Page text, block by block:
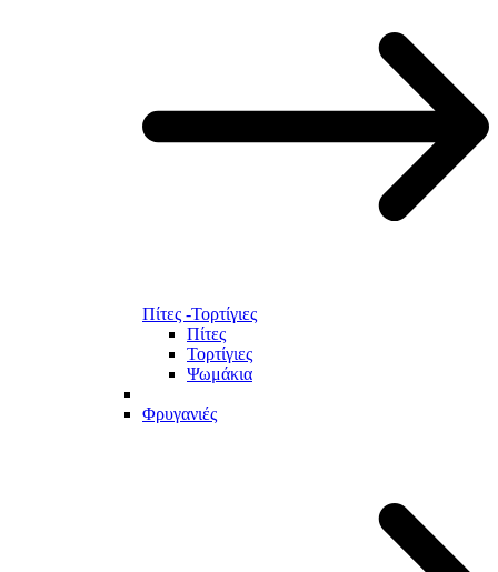
Πίτες -Τορτίγιες
Πίτες
Τορτίγιες
Ψωμάκια
Φρυγανιές